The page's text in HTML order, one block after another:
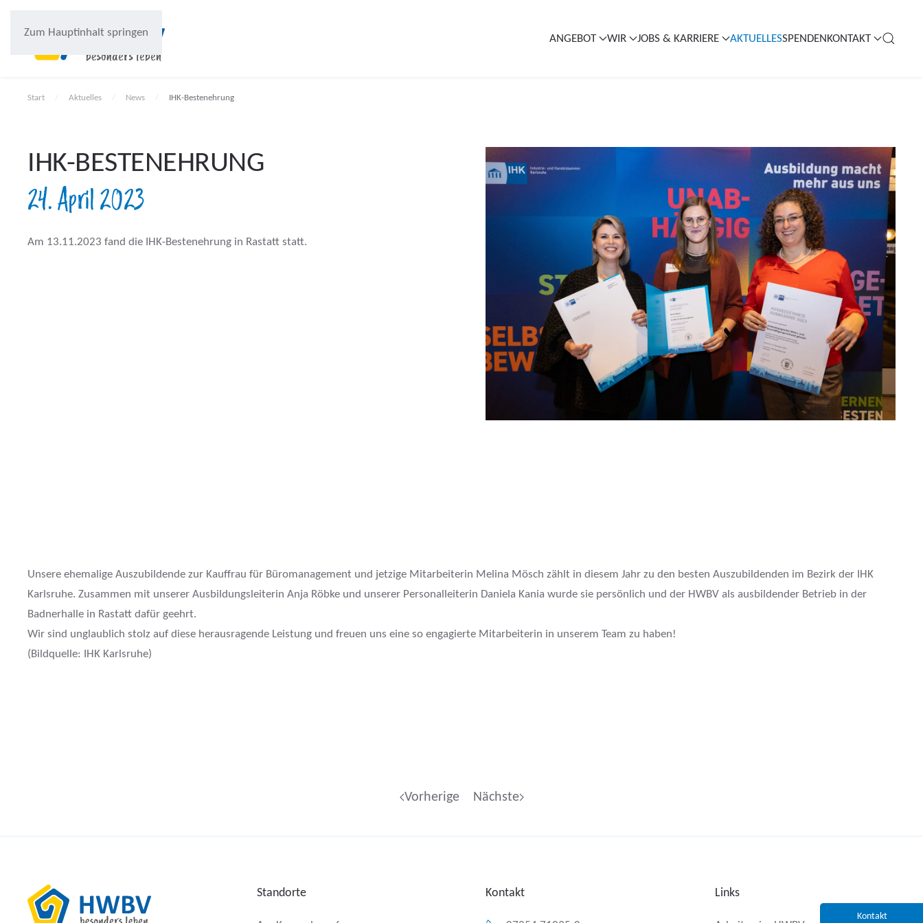
Zum Hauptinhalt springen ANGEBOT WIR JOBS & KARRIERE AKTUELLESSPENDEN KONTAKT
Start Aktuelles News IHK-Bestenehrung
IHK-BESTENEHRUNG
24. April 2023
Am 13.11.2023 fand die IHK-Bestenehrung in Rastatt statt.
Unsere ehemalige Auszubildende zur Kauffrau für Büromanagement und jetzige Mitarbeiterin Melina Mösch zählt in diesem Jahr zu den besten Auszubildenden im Bezirk der IHK
Karlsruhe. Zusammen mit unserer Ausbildungsleiterin Anja Röbke und unserer Personalleiterin Daniela Kania wurde sie persönlich und der HWBV als ausbildender Betrieb in der
Badnerhalle in Rastatt dafür geehrt.
Wir sind unglaublich stolz auf diese herausragende Leistung und freuen uns eine so engagierte Mitarbeiterin in unserem Team zu haben!
(Bildquelle: IHK Karlsruhe)
Vorherige Nächste
Standorte Kontakt Links
Kontakt